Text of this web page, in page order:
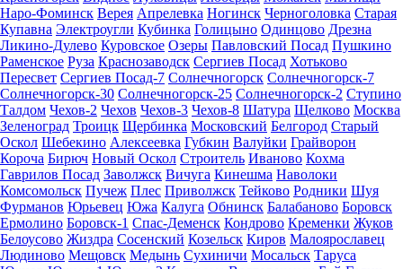
Наро-Фоминск Верея Апрелевка Ногинск Черноголовка Старая
Купавна Электроугли Кубинка Голицыно Одинцово Дрезна
Ликино-Дулево Куровское Озеры Павловский Посад Пушкино
Раменское Руза Краснозаводск Сергиев Посад Хотьково
Пересвет Сергиев Посад-7 Солнечногорск Солнечногорск-7
Солнечногорск-30 Солнечногорск-25 Солнечногорск-2 Ступино
Талдом Чехов-2 Чехов Чехов-3 Чехов-8 Шатура Щелково Москва
Зеленоград Троицк Щербинка Московский Белгород Старый
Оскол Шебекино Алексеевка Губкин Валуйки Грайворон
Короча Бирюч Новый Оскол Строитель Иваново Кохма
Гаврилов Посад Заволжск Вичуга Кинешма Наволоки
Комсомольск Пучеж Плес Приволжск Тейково Родники Шуя
Фурманов Юрьевец Южа Калуга Обнинск Балабаново Боровск
Ермолино Боровск-1 Спас-Деменск Кондрово Кременки Жуков
Белоусово Жиздра Сосенский Козельск Киров Малоярославец
Людиново Мещовск Медынь Сухиничи Мосальск Таруса